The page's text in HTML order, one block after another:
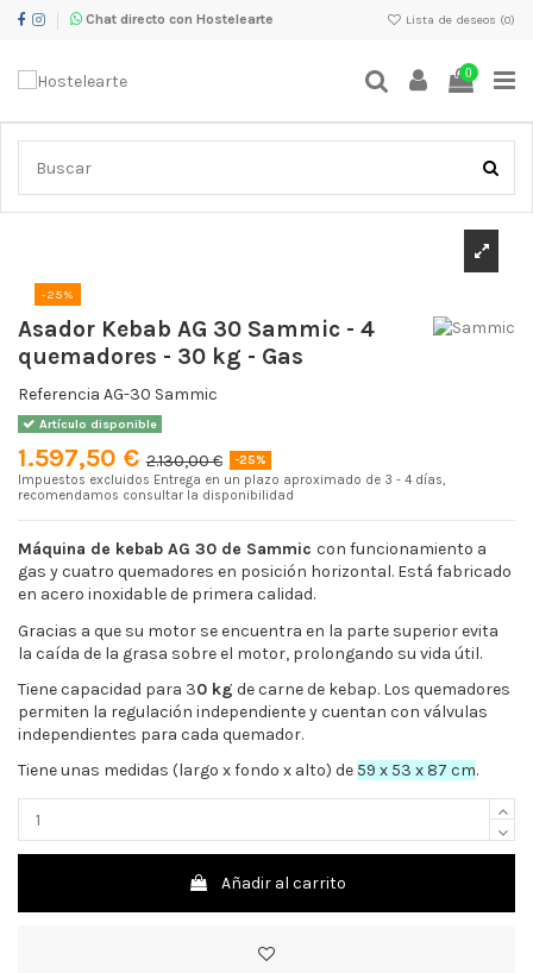
Chat directo con Hostelearte Lista de deseos (0)
0
Inicio Maquinaria Calor y Cocción Máquina de kebab
Asador
Kebab AG 30 Sammic - 4 quemadores - 30 kg - Gas
-25%
Asador Kebab AG 30 Sammic - 4
quemadores - 30 kg - Gas
Referencia AG-30 Sammic
Artículo disponible
1.597,50 € 2.130,00 €
-25%
Impuestos excluidos Entrega en un plazo aproximado de 3 - 4 días,
recomendamos consultar la disponibilidad
Máquina de kebab AG 30 de Sammic con funcionamiento a
gas y cuatro quemadores en posición horizontal. Está fabricado
en acero inoxidable de primera calidad.
Gracias a que su motor se encuentra en la parte superior evita
la caída de la grasa sobre el motor, prolongando su vida útil.
Tiene capacidad para 30 kg de carne de kebap. Los quemadores
permiten la regulación independiente y cuentan con válvulas
independientes para cada quemador.
Tiene unas medidas (largo x fondo x alto) de 59 x 53 x 87 cm.
Añadir al carrito